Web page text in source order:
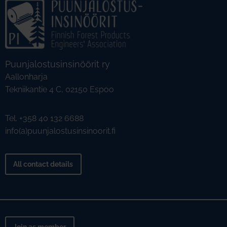
Puunjalostusinsinöörit ry
Aallonharja
Tekniikantie 4 C, 02150 Espoo
Tel. +358 40 132 6688
info(a)puunjalostusinsinoorit.fi
All contact details